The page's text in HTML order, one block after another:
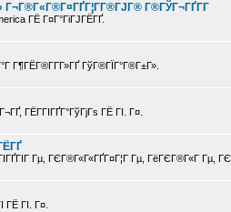
Г¬Г®Г«Г®Г¤ГҐГ¦Г­Г®ГЈГ® Г®ГЎГ¬ГҐГ­Г
ГЁ Г¤Г°ГіГЈГЁГҐ.
Г¶ГЁГ®Г­Г­Г»ГҐ ГўГ®ГЇГ°Г®Г±Г».
ГЁГ­ГІГҐГ°ГўГјГѕ ГЁ ГІ. Г¤.
Гµ, ГЄГ®Г«Г«ГҐГ¤Г¦Г Гµ, ГёГЄГ®Г«Г Гµ,
ГЁ ГІ. Г¤.